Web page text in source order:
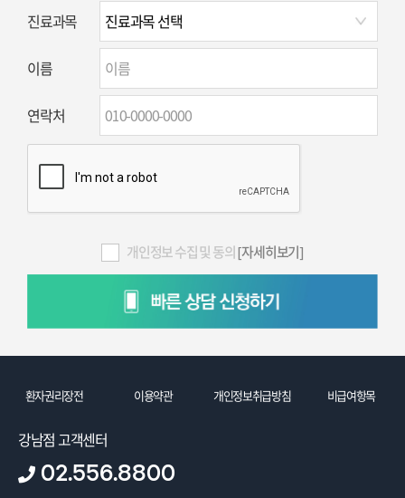
진료과목
이름
연락처
개인정보 수집 및 동의[자세히보기]
환자권리장전 이용약관 개인정보취급방침 비급여항목
강남점 고객센터
02.556.8800